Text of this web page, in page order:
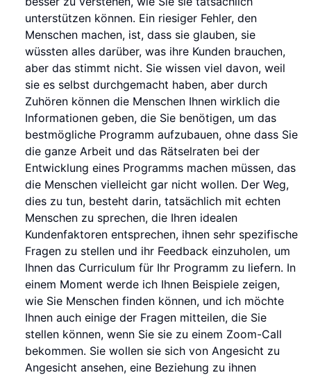
unterstützen können. Ein riesiger Fehler, den
Menschen machen, ist, dass sie glauben, sie
wüssten alles darüber, was ihre Kunden brauchen,
aber das stimmt nicht. Sie wissen viel davon, weil
sie es selbst durchgemacht haben, aber durch
Zuhören können die Menschen Ihnen wirklich die
Informationen geben, die Sie benötigen, um das
bestmögliche Programm aufzubauen, ohne dass Sie
die ganze Arbeit und das Rätselraten bei der
Entwicklung eines Programms machen müssen, das
die Menschen vielleicht gar nicht wollen. Der Weg,
dies zu tun, besteht darin, tatsächlich mit echten
Menschen zu sprechen, die Ihren idealen
Kundenfaktoren entsprechen, ihnen sehr spezifische
Fragen zu stellen und ihr Feedback einzuholen, um
Ihnen das Curriculum für Ihr Programm zu liefern. In
einem Moment werde ich Ihnen Beispiele zeigen,
wie Sie Menschen finden können, und ich möchte
Ihnen auch einige der Fragen mitteilen, die Sie
stellen können, wenn Sie sie zu einem Zoom-Call
bekommen. Sie wollen sie sich von Angesicht zu
Angesicht ansehen, eine Beziehung zu ihnen